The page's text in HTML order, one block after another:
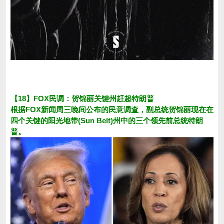
【18】FOX民调：贺锦丽关键州赶超特朗普
根据FOX新闻周三晚间公布的民意调查，副总统贺锦丽现在在
四个关键的阳光地带(Sun Belt)州中的三个领先前总统特朗
普。